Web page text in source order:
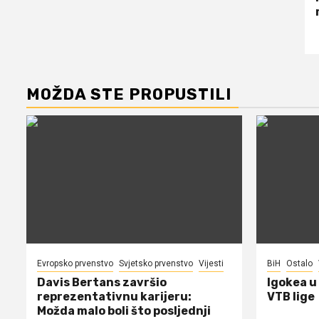
MOŽDA STE PROPUSTILI
Evropsko prvenstvo Svjetsko prvenstvo Vijesti
Davis Bertans završio
reprezentativnu karijeru:
Možda malo boli što posljednji
BiH Ostalo
Igokea
VTB lige